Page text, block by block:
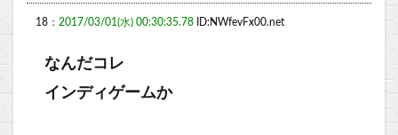
18： 2017/03/01(水) 00:30:35.78 ID:NWfevFx00.net
なんだコレ
インディゲームか